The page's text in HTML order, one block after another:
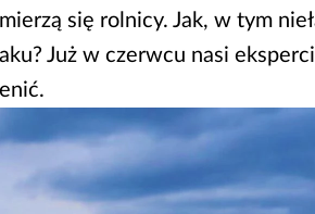
się rolnicy. Jak, w tym
Już w czerwcu nasi